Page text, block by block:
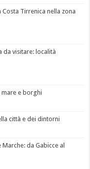
Tirrenica nella zona
da visitare: località
mare e borghi
città e dei dintorni
da Gabicce al